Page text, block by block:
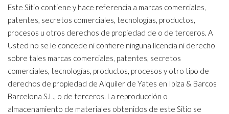
Este Sitio contiene y hace referencia a marcas comerciales,
patentes, secretos comerciales, tecnologías, productos,
procesos u otros derechos de propiedad de o de terceros. A
Usted no se le concede ni confiere ninguna licencia ni derecho
sobre tales marcas comerciales, patentes, secretos
comerciales, tecnologías, productos, procesos y otro tipo de
derechos de propiedad de Alquiler de Yates en Ibiza & Barcos
Barcelona S.L., o de terceros. La reproducción o
almacenamiento de materiales obtenidos de este Sitio se